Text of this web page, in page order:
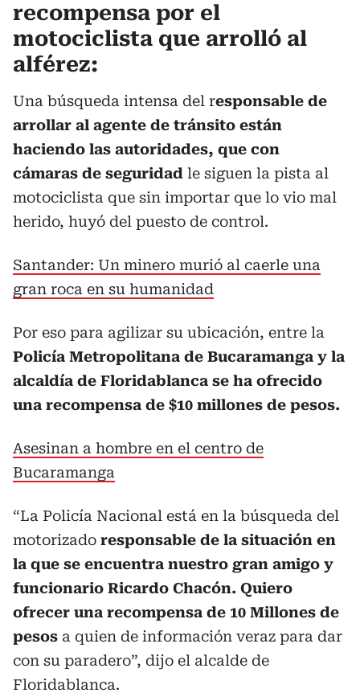
recompensa por el
motociclista que arrolló al
alférez:
Una búsqueda intensa del responsable de
arrollar al agente de tránsito están
haciendo las autoridades, que con
cámaras de seguridad le siguen la pista al
motociclista que sin importar que lo vio mal
herido, huyó del puesto de control.
Santander: Un minero murió al caerle una
gran roca en su humanidad
Por eso para agilizar su ubicación, entre la
Policía Metropolitana de Bucaramanga y la
alcaldía de Floridablanca se ha ofrecido
una recompensa de $10 millones de pesos.
Asesinan a hombre en el centro de
Bucaramanga
“La Policía Nacional está en la búsqueda del
motorizado responsable de la situación en
la que se encuentra nuestro gran amigo y
funcionario Ricardo Chacón. Quiero
ofrecer una recompensa de 10 Millones de
pesos a quien de información veraz para dar
con su paradero”, dijo el alcalde de
Floridablanca.